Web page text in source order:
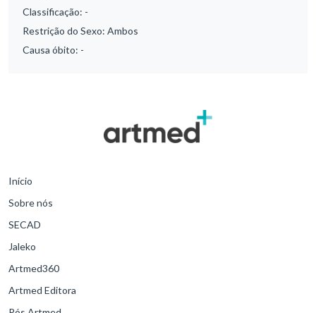
Classificação: -
Restrição do Sexo: Ambos
Causa óbito: -
Início
Sobre nós
SECAD
Jaleko
Artmed360
Artmed Editora